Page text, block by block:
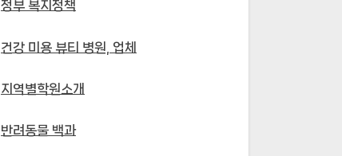
정부 복지정책
건강 미용 뷰티 병원, 업체
지역별학원소개
반려동물 백과